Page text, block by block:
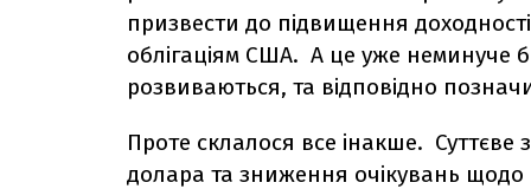
призвести до підвищення
облігаціям США. А це уже неминуче
розвиваються, та відповідно
Проте склалося все інакше. Суттєве
долара та зниження очікувань